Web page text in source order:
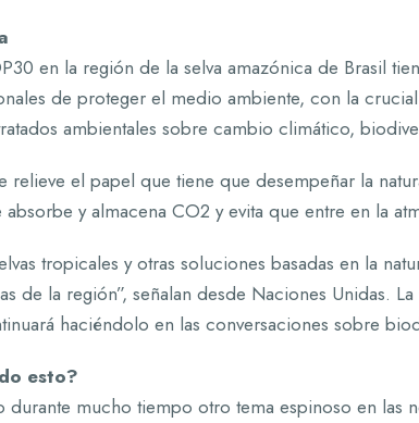
en la región de la selva amazónica de Brasil
de proteger el medio ambiente, con la
ambientales sobre cambio climático,
relieve el papel que tiene que desempeñar la
y almacena CO2 y evita que entre en la
tropicales y otras soluciones basadas en la
de la región”, señalan desde Naciones Unidas.
haciéndolo en las conversaciones sobre
esto?
durante mucho tiempo otro tema espinoso en